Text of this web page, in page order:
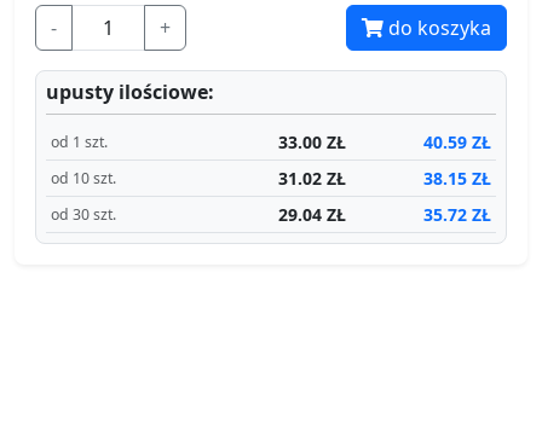
- + do koszyka
upusty ilościowe:
od 1 szt. 33.00 ZŁ 40.59 ZŁ
od 10 szt. 31.02 ZŁ 38.15 ZŁ
od 30 szt. 29.04 ZŁ 35.72 ZŁ